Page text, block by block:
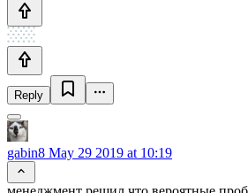
Reply
gabin8 May 29 2019 at 10:19